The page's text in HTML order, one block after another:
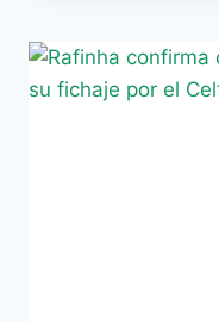
‘CHOLO’,
SE